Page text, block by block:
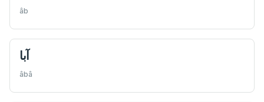
âb
آبا
âbâ